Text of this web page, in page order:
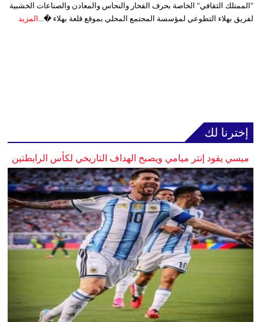
"الممتلك الثقافي" الخاصة بحرف الفخار والنحاس والمعادن والصناعات الخشبية
لفريق بهلاء التطوعي لمؤسسة المجتمع المحلي بموقع قلعة بهلاء �... المزيد
إخترنا لك
ميسي يقود إنتر ميامي ويصبح الهداف التاريخي لكأس الرابطتين